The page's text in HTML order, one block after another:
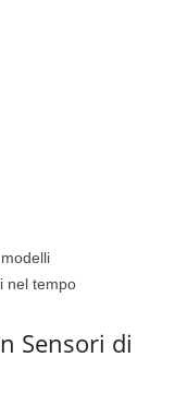
nel tempo
Sensori di